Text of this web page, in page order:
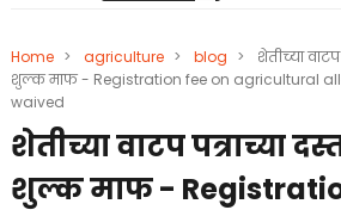
Home > agriculture > blog >
शेतीच्या
शुल्क माफ - Registration fee on agricultural
waived
शेतीच्या वाटप पत्राच्या
शुल्क माफ -